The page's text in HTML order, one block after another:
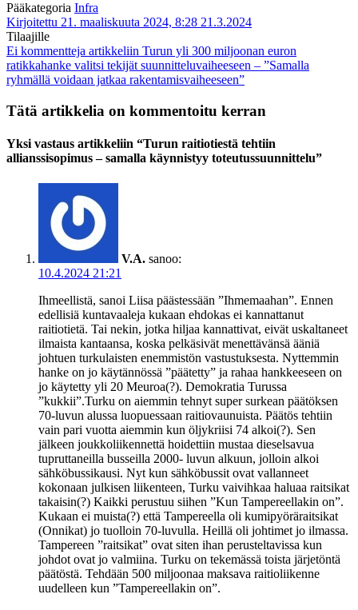
Pääkategoria Infra
Kirjoitettu 21. maaliskuuta 2024, 8:28 21.3.2024
Tilaajille
Ei kommentteja artikkeliin Turun yli 300 miljoonan euron
ratikkahanke valitsi tekijät suunnitteluvaiheeseen – ”Samalla
ryhmällä voidaan jatkaa rakentamisvaiheeseen”
Tätä artikkelia on kommentoitu kerran
Yksi vastaus artikkeliin “Turun raitiotiestä tehtiin
allianssisopimus – samalla käynnistyy toteutussuunnittelu”
V.A. sanoo:
10.4.2024 21:21
Ihmeellistä, sanoi Liisa päästessään ”Ihmemaahan”. Ennen
edellisiä kuntavaaleja kukaan ehdokas ei kannattanut
raitiotietä. Tai nekin, jotka hiljaa kannattivat, eivät uskaltaneet
ilmaista kantaansa, koska pelkäsivät menettävänsä ääniä
johtuen turkulaisten enemmistön vastustuksesta. Nyttemmin
hanke on jo käytännössä ”päätetty” ja rahaa hankkeeseen on
jo käytetty yli 20 Meuroa(?). Demokratia Turussa
”kukkii”.Turku on aiemmin tehnyt super surkean päätöksen
70-luvun alussa luopuessaan raitiovaunuista. Päätös tehtiin
vain pari vuotta aiemmin kun öljykriisi 74 alkoi(?). Sen
jälkeen joukkoliikennettä hoidettiin mustaa dieselsavua
tupruttaneilla busseilla 2000- luvun alkuun, jolloin alkoi
sähköbussikausi. Nyt kun sähköbussit ovat vallanneet
kokonaan julkisen liikenteen, Turku vaivihkaa haluaa raitsikat
takaisin(?) Kaikki perustuu siihen ”Kun Tampereellakin on”.
Kukaan ei muista(?) että Tampereella oli kumipyöräraitsikat
(Onnikat) jo tuolloin 70-luvulla. Heillä oli johtimet jo ilmassa.
Tampereen ”raitsikat” ovat siten ihan perusteltavissa kun
johdot ovat jo valmiina. Turku on tekemässä toista järjetöntä
päätöstä. Tehdään 500 miljoonaa maksava raitioliikenne
uudelleen kun ”Tampereellakin on”.